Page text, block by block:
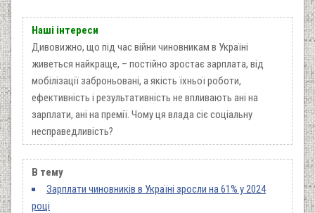
Наші інтереси
Дивовижно, що під час війни чиновникам в Україні
живеться найкраще, – постійно зростає зарплата, від
мобілізації заброньовані, а якість їхньої роботи,
ефективність і результативність не впливають ані на
зарплати, ані на премії. Чому ця влада сіє соціальну
несправедливість?
В тему
Зарплати чиновників в Україні зросли на 61% у 2024
році